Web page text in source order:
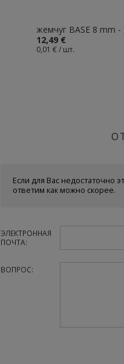
жемчуг BASE 8 mm -
12,49 €
0,01 € / шт.
Если для Вас недостаточно
ответим как можно скорее.
ЭЛЕКТРОННАЯ
ПОЧТА:
ВОПРОС: